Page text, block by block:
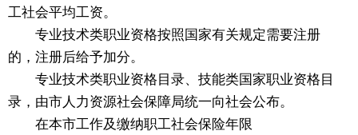
工社会平均工资。
专业技术类职业资格按照国家有关规定需要注册
的，注册后给予加分。
专业技术类职业资格目录、技能类国家职业资格目
录，由市人力资源社会保障局统一向社会公布。
在本市工作及缴纳职工社会保险年限